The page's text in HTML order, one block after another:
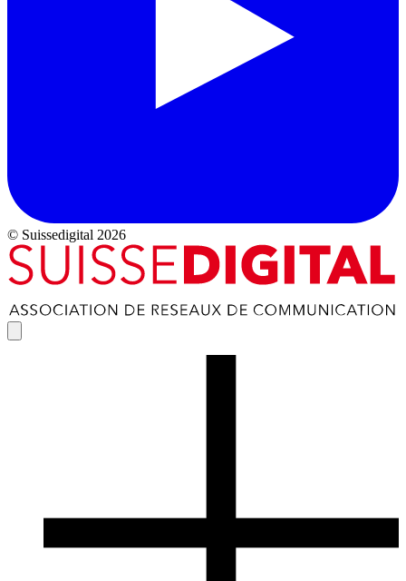
© Suissedigital 2026